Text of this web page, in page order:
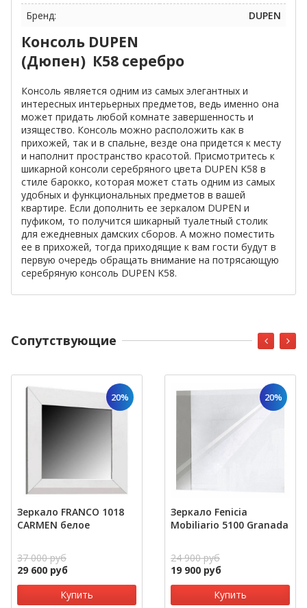
Бренд:
DUPEN
Консоль DUPEN
(Дюпен) К58 серебро
Консоль является одним из самых элегантных и
интересных интерьерных предметов, ведь именно она
может придать любой комнате завершенность и
изящество. Консоль можно расположить как в
прихожей, так и в спальне, везде она придется к месту
и наполнит пространство красотой. Присмотритесь к
шикарной консоли серебряного цвета DUPEN K58 в
стиле барокко, которая может стать одним из самых
удобных и функциональных предметов в вашей
квартире. Если дополнить ее зеркалом DUPEN и
пуфиком, то получится шикарный туалетный столик
для ежедневных дамских сборов. А можно поместить
ее в прихожей, тогда приходящие к вам гости будут в
первую очередь обращать внимание на потрясающую
серебряную консоль DUPEN K58.
Cопутствующие
20%
Зеркало FRANCO 1018
CARMEN белое
37 000 руб
29 600 руб
Купить
20%
Зеркало Fenicia
Mobiliario 5100 Granada
24 900 руб
19 900 руб
Купить